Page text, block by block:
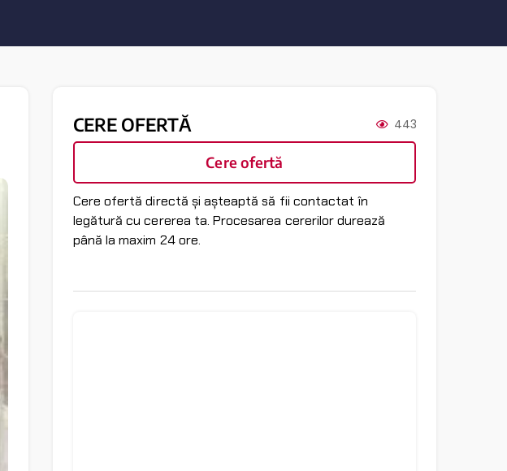
CERE OFERTĂ 443
Cere ofertă
Cere ofertă directă și așteaptă să fii contactat în
legătură cu cererea ta. Procesarea cererilor durează
până la maxim 24 ore.